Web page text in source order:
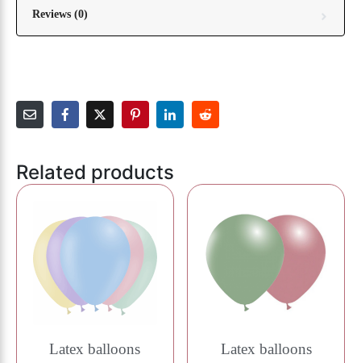
Reviews (0)
Related products
Latex balloons Latex balloons